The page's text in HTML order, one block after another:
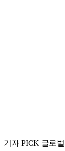
기자 PICK 글로